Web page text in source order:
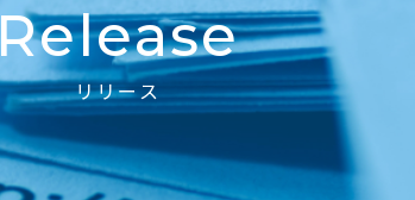
Release
リリース